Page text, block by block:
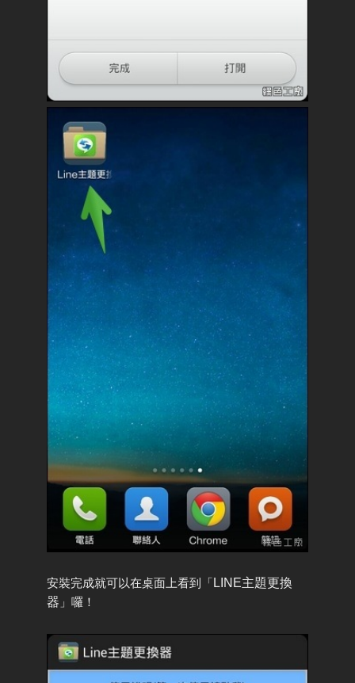
安裝完成就可以在桌面上看到「 LINE主題更換
器 」囉！